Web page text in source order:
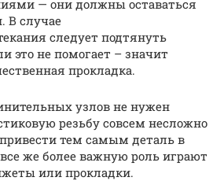
— они должны оставаться
В случае
следует подтянуть
это не помогает – значит
прокладка.
узлов не нужен
резьбу совсем несложно
тем самым деталь в
же более важную роль играют
или прокладки.